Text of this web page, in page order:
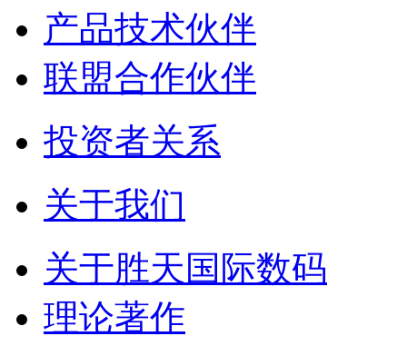
产品技术伙伴
联盟合作伙伴
投资者关系
关于我们
关于胜天国际数码
理论著作